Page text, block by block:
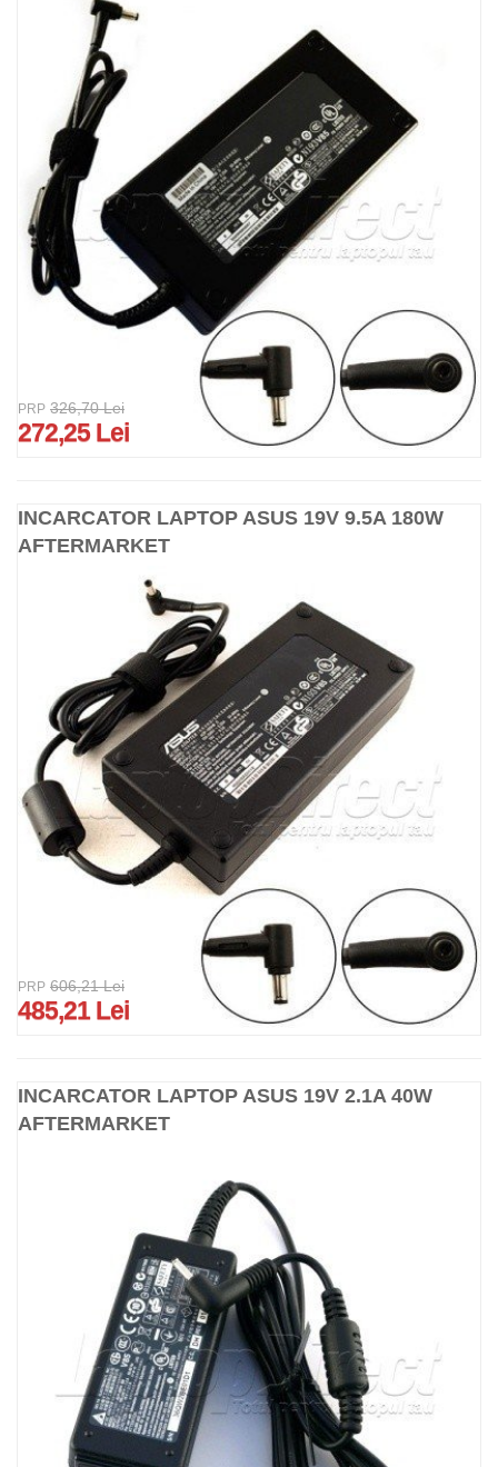
PRP 326,70 Lei
272,25 Lei
INCARCATOR LAPTOP ASUS 19V 9.5A 180W
AFTERMARKET
PRP 606,21 Lei
485,21 Lei
INCARCATOR LAPTOP ASUS 19V 2.1A 40W
AFTERMARKET